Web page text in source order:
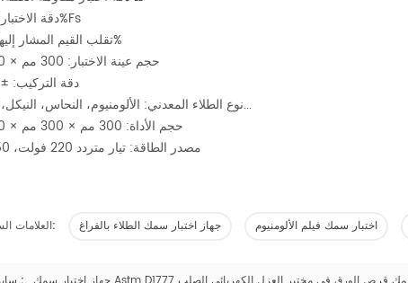
دقة الاختبار: ±0.5%Fs
تقلب القيم المشار إليها: <0.1%
حجم عينة الاختبار: 300 مم × 100 مم
دقة التركيب: ±0.1 مم
نوع الطلاء المعدني: الألومنيوم، النحاس، النيكل، الفضة...
حجم الأداة: 300 مم × 300 مم × 150 مم
مصدر الطاقة: تيار متردد 220 فولت، 50 هرتز
العلامات الساخنة: جهاز اختبار سمك الطلاء بالفراغ اختبار سمك فيلم الألومنيوم